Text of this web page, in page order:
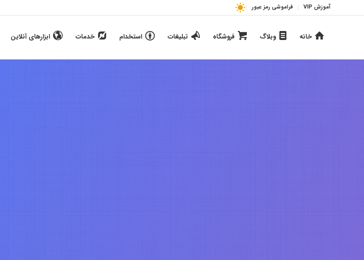
آموزش VIP فراموشی رمز عبور
خانه وبلاگ فروشگاه تبلیغات استخدام خدمات ابزارهای آنلاین